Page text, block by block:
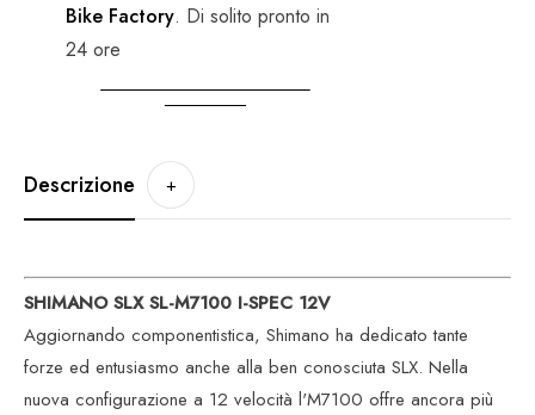
Bike Factory. Di solito pronto in
24 ore
Descrizione +
SHIMANO SLX SL-M7100 I-SPEC 12V
Aggiornando componentistica, Shimano ha dedicato tante
forze ed entusiasmo anche alla ben conosciuta SLX. Nella
nuova configurazione a 12 velocità l'M7100 offre ancora più